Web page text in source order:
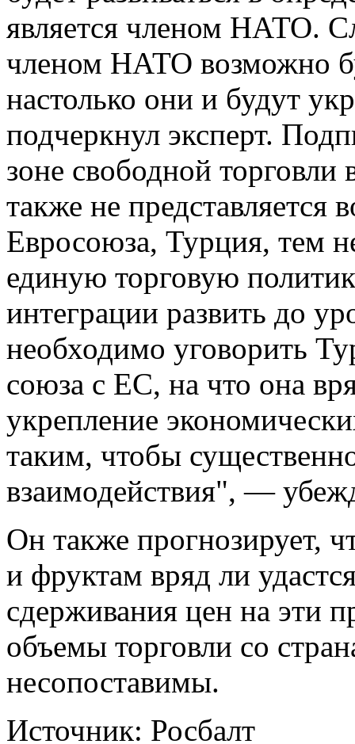
является членом НАТО.
членом НАТО возможно
настолько они и будут
подчеркнул эксперт.
зоне свободной
также не
Евросоюза, Турция, тем
единую торговую
интеграции развить до
необходимо уговорить
союза с ЕС, на что она
укрепление
таким, чтобы
взаимодействия", —
Он также прогнозирует,
и фруктам вряд ли
сдерживания цен на эти
объемы торговли со
несопоставимы.
Источник: Росбалт